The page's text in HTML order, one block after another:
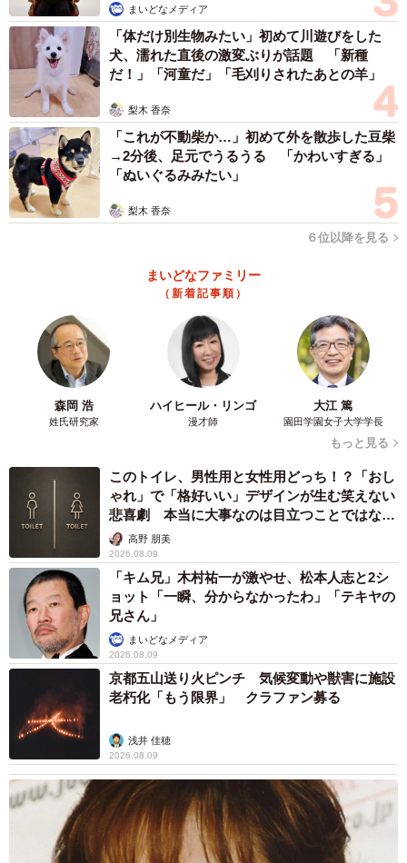
いきました。
「最初の頃はおりこうさんのところを見せようとしていた
んだと思います。一緒に暮らしていたら、ものすごく甘え
ん坊なところや、負けず嫌いなところが出てきました」
叱る時はお説教が長かったり、言葉が多かったりしたと振
り返るぽに豆さん。「無視してくるのは口では勝てないと
思ったり、反論するのが面倒くさかったりしたからなんで
しょうね」。無視する娘に苛立ち、またケンカになるとい
トを全部ゴミ箱に入れてしまうほどの荒れようで、ぽに豆
さんも「もう、帰ってこなくていい」と激怒。
夫は「君の言ってることは全て正論。でもあの子がそれを
理解できるのは30歳40歳くらいかもしれない。仲良くはし
言い、ぽに豆さんも自分自身を納得させて、半ばあきらめ
の境地で過ごしていたと言います。
まいどなメディア
「体だけ別生物みたい」初めて川遊びをした
犬、濡れた直後の激変ぶりが話題 「新種
だ！」「河童だ」「毛刈りされたあとの羊」
梨木 香奈
「これが不動柴か…」初めて外を散歩した豆柴
→2分後、足元でうるうる 「かわいすぎる」
「ぬいぐるみみたい」
梨木 香奈
６位以降を見る
まいどなファミリー
（新着記事順）
森岡 浩
姓氏研究家
ハイヒール・リンゴ
漫才師
大江 篤
園田学園女子大学学長
もっと見る
このトイレ、男性用と女性用どっち！？「おし
ゃれ」で「格好いい」デザインが生む笑えない
悲喜劇 本当に大事なのは目立つことではな
く…高野 朋美
2026.08.09
「キム兄」木村祐一が激やせ、松本人志と2シ
ョット「一瞬、分からなかったわ」「テキヤの
兄さん」
まいどなメディア
2026.08.09
京都五山送り火ピンチ 気候変動や獣害に施設
老朽化「もう限界」 クラファン募る
浅井 佳穂
2026.08.09